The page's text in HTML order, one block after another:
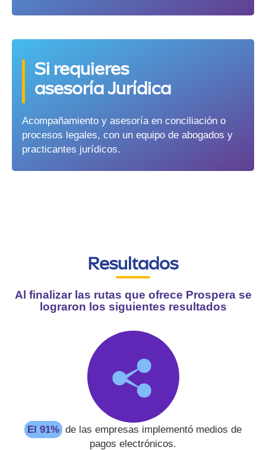
Si requieres
asesoría Jurídica
Acompañamiento y asesoría en conciliación o
procesos legales, con un equipo de abogados y
practicantes jurídicos.
Resultados
Al finalizar las rutas que ofrece Prospera se
lograron los siguientes resultados
El 91% de las empresas implementó medios de
pagos electrónicos.